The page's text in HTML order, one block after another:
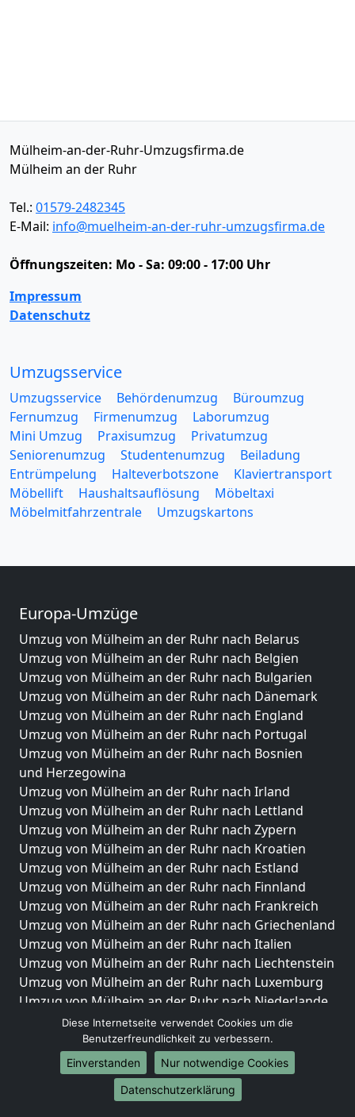
Mülheim-an-der-Ruhr-Umzugsfirma.de
Mülheim an der Ruhr
Tel.: 01579-2482345
E-Mail: info@muelheim-an-der-ruhr-umzugsfirma.de
Öffnungszeiten: Mo - Sa: 09:00 - 17:00 Uhr
Impressum
Datenschutz
Umzugsservice
Umzugsservice Behördenumzug
Büroumzug
Fernumzug
Firmenumzug
Laborumzug
Mini Umzug
Praxisumzug
Privatumzug
Seniorenumzug
Studentenumzug
Beiladung
Entrümpelung
Halteverbotszone
Klaviertransport
Möbellift
Haushaltsauflösung
Möbeltaxi
Möbelmitfahrzentrale
Umzugskartons
Europa-Umzüge
Umzug von Mülheim an der Ruhr nach Belarus
Umzug von Mülheim an der Ruhr nach Belgien
Umzug von Mülheim an der Ruhr nach Bulgarien
Umzug von Mülheim an der Ruhr nach Dänemark
Umzug von Mülheim an der Ruhr nach England
Umzug von Mülheim an der Ruhr nach Portugal
Umzug von Mülheim an der Ruhr nach Bosnien
und Herzegowina
Umzug von Mülheim an der Ruhr nach Irland
Umzug von Mülheim an der Ruhr nach Lettland
Umzug von Mülheim an der Ruhr nach Zypern
Umzug von Mülheim an der Ruhr nach Kroatien
Umzug von Mülheim an der Ruhr nach Estland
Umzug von Mülheim an der Ruhr nach Finnland
Umzug von Mülheim an der Ruhr nach Frankreich
Umzug von Mülheim an der Ruhr nach Griechenland
Umzug von Mülheim an der Ruhr nach Italien
Umzug von Mülheim an der Ruhr nach Liechtenstein
Umzug von Mülheim an der Ruhr nach Luxemburg
Umzug von Mülheim an der Ruhr nach Niederlande
Umzug von Mülheim an der Ruhr nach Norwegen
Umzüge-Deutschlandweit
Umzug von Mülheim an der Ruhr nach Berlin
Umzug von Mülheim an der Ruhr nach Hamburg
Diese Internetseite verwendet Cookies um die
Benutzerfreundlichkeit zu verbessern.
Einverstanden
Nur notwendige Cookies
Datenschutzerklärung